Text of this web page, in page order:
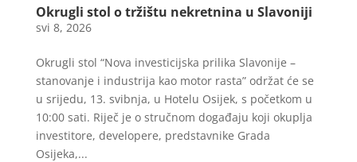
Okrugli stol o tržištu nekretnina u Slavoniji
svi 8, 2026
Okrugli stol “Nova investicijska prilika Slavonije –
stanovanje i industrija kao motor rasta” održat će se
u srijedu, 13. svibnja, u Hotelu Osijek, s početkom u
10:00 sati. Riječ je o stručnom događaju koji okuplja
investitore, developere, predstavnike Grada
Osijeka,...